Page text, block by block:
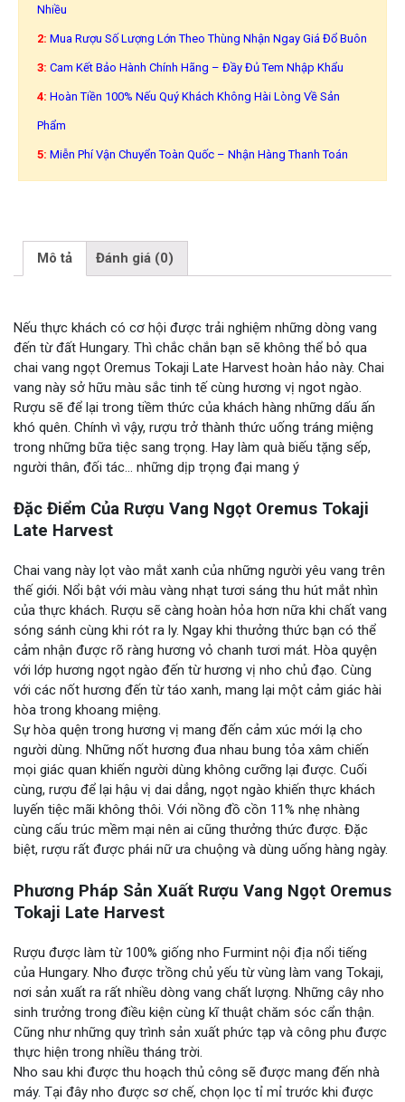
Nhiều
2: Mua Rượu Số Lượng Lớn Theo Thùng Nhận Ngay Giá Đổ Buôn
3: Cam Kết Bảo Hành Chính Hãng – Đầy Đủ Tem Nhập Khẩu
4: Hoàn Tiền 100% Nếu Quý Khách Không Hài Lòng Về Sản
Phẩm
5: Miễn Phí Vận Chuyển Toàn Quốc – Nhận Hàng Thanh Toán
Mô tả Đánh giá (0)
Nếu thực khách có cơ hội được trải nghiệm những dòng vang
đến từ đất Hungary. Thì chắc chắn bạn sẽ không thể bỏ qua
chai vang ngọt Oremus Tokaji Late Harvest hoàn hảo này. Chai
vang này sở hữu màu sắc tinh tế cùng hương vị ngot ngào.
Rượu sẽ để lại trong tiềm thức của khách hàng những dấu ấn
khó quên. Chính vì vậy, rượu trở thành thức uống tráng miệng
trong những bữa tiệc sang trọng. Hay làm quà biếu tặng sếp,
người thân, đối tác… những dịp trọng đại mang ý
Đặc Điểm Của Rượu Vang Ngọt Oremus Tokaji
Late Harvest
Chai vang này lọt vào mắt xanh của những người yêu vang trên
thế giới. Nổi bật với màu vàng nhạt tươi sáng thu hút mắt nhìn
của thực khách. Rượu sẽ càng hoàn hỏa hơn nữa khi chất vang
sóng sánh cùng khi rót ra ly. Ngay khi thưởng thức bạn có thể
cảm nhận được rõ ràng hương vỏ chanh tươi mát. Hòa quyện
với lớp hương ngọt ngào đến từ hương vị nho chủ đạo. Cùng
với các nốt hương đến từ táo xanh, mang lại một cảm giác hài
hòa trong khoang miệng.
Sự hòa quện trong hương vị mang đến cảm xúc mới lạ cho
người dùng. Những nốt hương đua nhau bung tỏa xâm chiến
mọi giác quan khiến người dùng không cưỡng lại được. Cuối
cùng, rượu để lại hậu vị dai dẳng, ngọt ngào khiến thực khách
luyến tiệc mãi không thôi. Với nồng đồ cồn 11% nhẹ nhàng
cùng cấu trúc mềm mại nên ai cũng thưởng thức được. Đặc
biệt, rượu rất được phái nữ ưa chuộng và dùng uống hàng ngày.
Phương Pháp Sản Xuất Rượu Vang Ngọt Oremus
Tokaji Late Harvest
Rượu được làm từ 100% giống nho Furmint nội địa nổi tiếng
của Hungary. Nho được trồng chủ yếu từ vùng làm vang Tokaji,
nơi sản xuất ra rất nhiều dòng vang chất lượng. Những cây nho
sinh trưởng trong điều kiện cùng kĩ thuật chăm sóc cẩn thận.
Cũng như những quy trình sản xuất phức tạp và công phu được
thực hiện trong nhiều tháng trời.
Nho sau khi được thu hoạch thủ công sẽ được mang đến nhà
máy. Tại đây nho được sơ chế, chọn lọc tỉ mỉ trước khi được